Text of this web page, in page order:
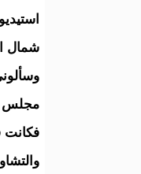
شمال
مجلس
فكانت